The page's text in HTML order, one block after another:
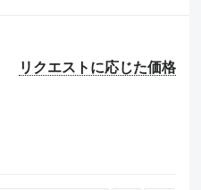
リクエストに応じた価格